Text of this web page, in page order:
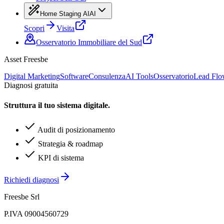
Home Staging AI AI
Scopri
Visita
Osservatorio Immobiliare del Sud
Asset Freesbe
Digital MarketingSoftwareConsulenzaAI ToolsOsservatorioLead
Diagnosi gratuita
Struttura il tuo sistema digitale.
Audit di posizionamento
Strategia & roadmap
KPI di sistema
Richiedi diagnosi
Freesbe Srl
P.IVA 09004560729